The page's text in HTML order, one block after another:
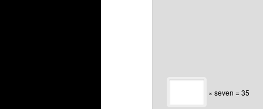
× seven = 35